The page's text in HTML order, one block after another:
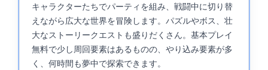
キャラクターたちでパーティを組み、戦闘中に切り替
えながら広大な世界を冒険します。パズルやボス、壮
大なストーリークエストも盛りだくさん。基本プレイ
無料で少し周回要素はあるものの、やり込み要素が多
く、何時間も夢中で探索できます。